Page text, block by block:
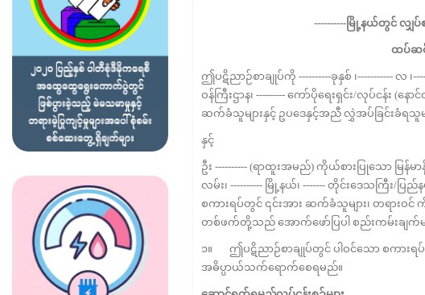
---------- မြို့နယ်တွင် လျှပ်
ထပ်ဆင့်
ဤပဋိညာဉ်စာချုပ်ကို ----------ခုနှစ် ၊----------- လ
ဝန်ကြီးဌာန၊ --------- ကော်ပိုရေးရှင်း/လုပ်ငန်း (နေ
ဆက်ခံသူများနှင့် ဥပဒေနှင့်အညီ လွှဲအပ်ခြင်းခံရသူ
နှင့်
ဦး ---------- (ရာထူးအမည်) ကိုယ်စားပြုသော မြ
လမ်း၊ ---------- မြို့နယ်၊ ------- တိုင်းဒေသကြီး/
စကားရပ်တွင် ၎င်းအား ဆက်ခံသူများ၊ တရားဝင်
တစ်ဖက်တို့သည် အောက်ဖော်ပြပါ စည်းကမ်းချက်
၁။ ဤပဋိညာဉ်စာချုပ်တွင် ပါဝင်သော စကားရပ်မ
အဓိပ္ပာယ်သက်ရောက်စေရမည်။